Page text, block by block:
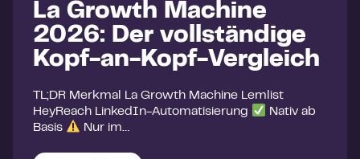
La Growth Machine
2026: Der vollständige
Kopf-an-Kopf-Vergleich
TL;DR Merkmal La Growth Machine Lemlist
HeyReach LinkedIn-Automatisierung
Nativ ab
Basis
Nur im…